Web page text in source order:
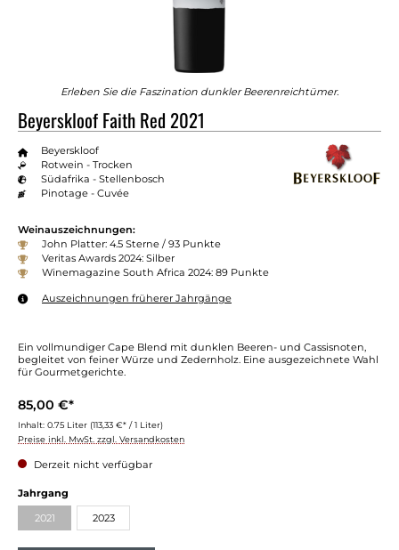
Erleben Sie die Faszination dunkler Beerenreichtümer.
Beyerskloof Faith Red 2021
Beyerskloof
Rotwein - Trocken
Südafrika - Stellenbosch
Pinotage - Cuvée
Weinauszeichnungen:
John Platter: 4.5 Sterne / 93 Punkte
Veritas Awards 2024: Silber
Winemagazine South Africa 2024: 89 Punkte
Auszeichnungen früherer Jahrgänge
Ein vollmundiger Cape Blend mit dunklen Beeren- und Cassisnoten,
begleitet von feiner Würze und Zedernholz. Eine ausgezeichnete Wahl
für Gourmetgerichte.
85,00 €*
Inhalt: 0.75 Liter (113,33 €* / 1 Liter)
Preise inkl. MwSt. zzgl. Versandkosten
Derzeit nicht verfügbar
Jahrgang
2021 2023